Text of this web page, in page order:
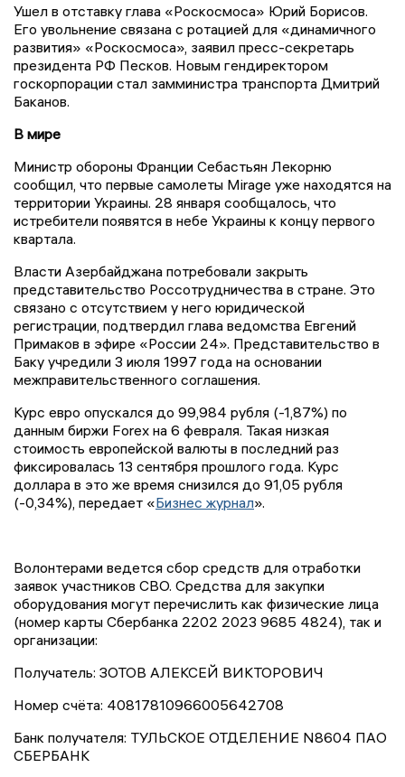
Ушел в отставку глава «Роскосмоса» Юрий Борисов.
Его увольнение связана с ротацией для «динамичного
развития» «Роскосмоса», заявил пресс-секретарь
президента РФ Песков. Новым гендиректором
госкорпорации стал замминистра транспорта Дмитрий
Баканов.
В мире
Министр обороны Франции Себастьян Лекорню
сообщил, что первые самолеты Mirage уже находятся на
территории Украины. 28 января сообщалось, что
истребители появятся в небе Украины к концу первого
квартала.
Власти Азербайджана потребовали закрыть
представительство Россотрудничества в стране. Это
связано с отсутствием у него юридической
регистрации, подтвердил глава ведомства Евгений
Примаков в эфире «России 24». Представительство в
Баку учредили 3 июля 1997 года на основании
межправительственного соглашения.
Курс евро опускался до 99,984 рубля (-1,87%) по
данным биржи Forex на 6 февраля. Такая низкая
стоимость европейской валюты в последний раз
фиксировалась 13 сентября прошлого года. Курс
доллара в это же время снизился до 91,05 рубля
(-0,34%), передает «Бизнес журнал».
Волонтерами ведется сбор средств для отработки
заявок участников СВО. Средства для закупки
оборудования могут перечислить как физические лица
(номер карты Сбербанка 2202 2023 9685 4824), так и
организации:
Получатель: ЗОТОВ АЛЕКСЕЙ ВИКТОРОВИЧ
Номер счёта: 40817810966005642708
Банк получателя: ТУЛЬСКОЕ ОТДЕЛЕНИЕ N8604 ПАО
СБЕРБАНК